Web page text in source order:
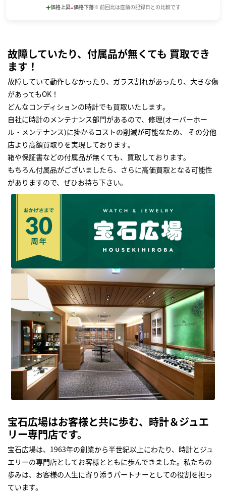
+価格上昇-価格下落※ 前回比は直前の記録日との比較です
故障していたり、付属品が無くても 買取でき
ます！
故障していて動作しなかったり、ガラス割れがあったり、大きな傷
があってもOK！
どんなコンディションの時計でも買取いたします｡
自社に時計のメンテナンス部門があるので、修理(オーバーホー
ル・メンテナンス)に掛かるコストの削減が可能なため、 その分他
店より高額買取りを実現しております｡
箱や保証書などの付属品が無くても、買取しております。
もちろん付属品がございましたら、さらに高価買取となる可能性
がありますので、ぜひお持ち下さい｡
宝石広場はお客様と共に歩む、時計＆ジュエ
リー専門店です。
宝石広場は、1963年の創業から半世紀以上にわたり、時計とジュ
エリーの専門店としてお客様とともに歩んできました。私たちの
歩みは、お客様の人生に寄り添うパートナーとしての役割を担っ
ています。